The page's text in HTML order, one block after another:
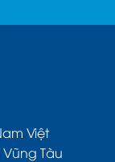
Việt
Vũng Tàu